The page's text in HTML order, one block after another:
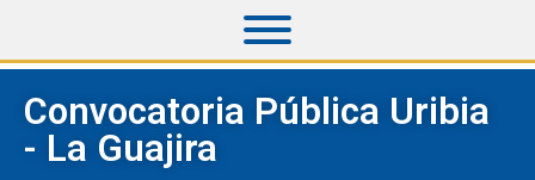
Convocatoria Pública Uribia
- La Guajira